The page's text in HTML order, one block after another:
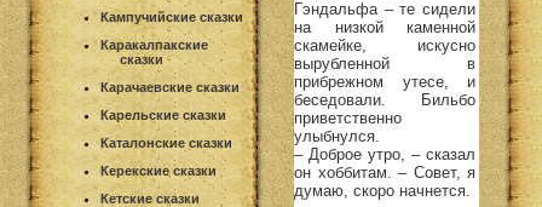
Кампучийские сказки
Каракалпакские
сказки
Карачаевские сказки
Карельские сказки
Каталонские сказки
Керекские сказки
Кетские сказки
Гэндальфа – те сидели
на низкой каменной
скамейке, искусно
вырубленной в
прибрежном утесе, и
беседовали. Бильбо
приветственно
улыбнулся.
– Доброе утро, – сказал
он хоббитам. – Совет, я
думаю, скоро начнется.